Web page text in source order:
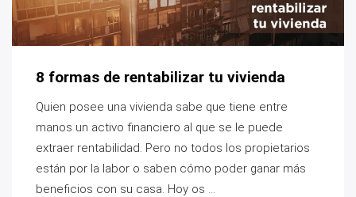
8 formas de rentabilizar tu vivienda
Quien posee una vivienda sabe que tiene entre
manos un activo financiero al que se le puede
extraer rentabilidad. Pero no todos los propietarios
están por la labor o saben cómo poder ganar más
beneficios con su casa. Hoy os ...